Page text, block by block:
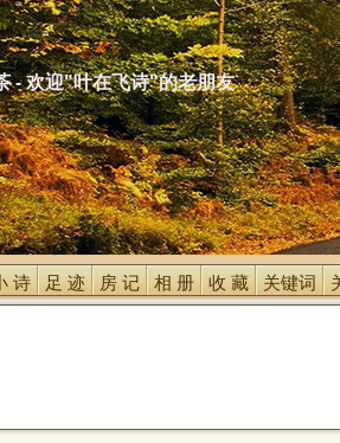
- 欢迎"叶在飞诗"的老朋友
诗 足 迹 房 记 相 册 收 藏 关键词